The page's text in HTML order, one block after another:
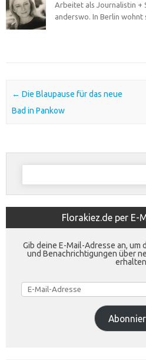
Arbeitet als Journalistin +
anderswo. In Berlin wohnt
Post navigation
← Die Blaupause für das neue
Bad in Pankow
Suchen
Florakiez.de per E-
Gib deine E-Mail-Adresse an, um
und Benachrichtigungen über
E-
Mail-
Adresse